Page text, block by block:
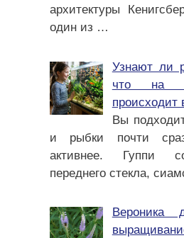
архитектуры
один из …
Узнают ли
что на
происходит
Вы
и рыбки почти
активнее. Гуппи
переднего стекла,
Вероника